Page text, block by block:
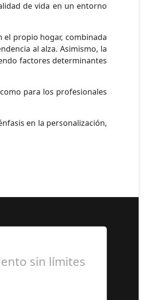
de vida en un entorno
el propio hogar, combinada
al alza. Asimismo, la
factores determinantes
para los profesionales
en la personalización,
sin límites